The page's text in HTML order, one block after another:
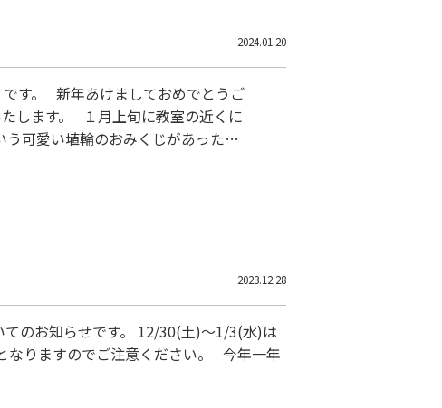
2024.01.20
す。 新年あけましておめでとうご
します。 １月上旬に教室の近くに
2023.12.28
のお知らせです。 12/30(土)～1/3(水)は
なりますのでご注意ください。 今年一年